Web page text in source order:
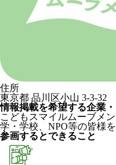
住所
東京都 品川区小山 3-3-32
情報掲載を希望する企業
こどもスマイルムーブメ
学・学校、NPO等の皆様
参画するとできること